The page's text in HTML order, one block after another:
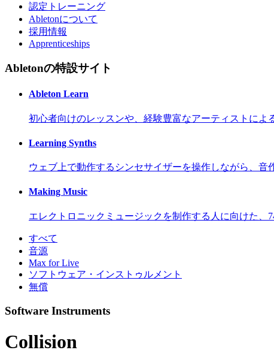
認定トレーニング
Abletonについて
採用情報
Apprenticeships
Abletonの特設サイト
Ableton Learn
初心者向けのレッスンや、経験豊富なアーティストによ
Learning Synths
ウェブ上で動作するシンセサイザーを操作しながら、音
Making Music
エレクトロニックミュージックを制作する人に向けた、
すべて
音源
Max for Live
ソフトウェア・インストゥルメント
無償
Software Instruments
Collision